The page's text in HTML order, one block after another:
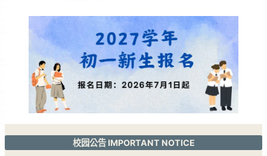
校园公告 IMPORTANT NOTICE